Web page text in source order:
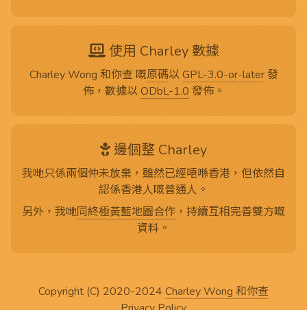
使用 Charley 數據
Charley Wong 和你查 嘅原碼以GPL-3.0-or-later發
佈，數據以ODbL-1.0發佈。
邊個整 Charley
我哋只係兩個仲未放棄，雖然已經唔喺香港，但依然自
認係香港人嘅普通人。
另外，我哋同終極黃藍地圖合作，持續互相完善雙方嘅
資料。
Copyright (C) 2020-2024 Charley Wong 和你查